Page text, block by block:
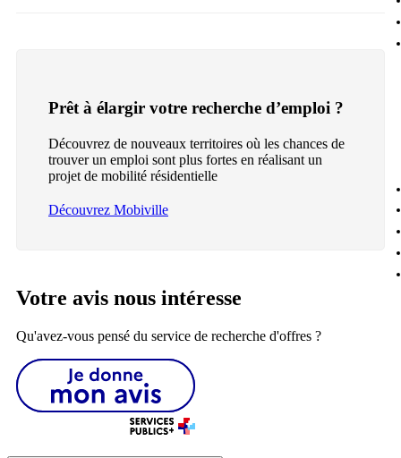
Prêt à élargir votre recherche d’emploi ?
Découvrez de nouveaux territoires où les chances de
trouver un emploi sont plus fortes en réalisant un
projet de mobilité résidentielle
Découvrez Mobiville
Votre avis nous intéresse
Qu'avez-vous pensé du service de recherche d'offres ?